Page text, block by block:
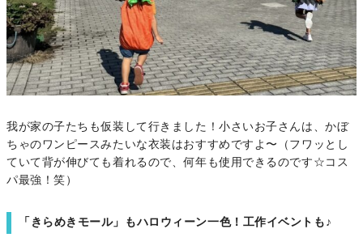
我が家の子たちも仮装して行きました！小さいお子さんは、かぼ
ちゃのワンピースみたいな衣装はおすすめですよ〜（フワッとし
ていて背が伸びても着れるので、何年も使用できるのです☆コス
パ最強！笑）
「きらめきモール」もハロウィーン一色！工作イベントも♪